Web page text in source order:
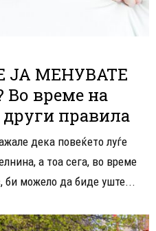
ЈА МЕНУВАТЕ
време на
правила
дека повеќето луѓе
а тоа сега, во време
би можело да биде уште...